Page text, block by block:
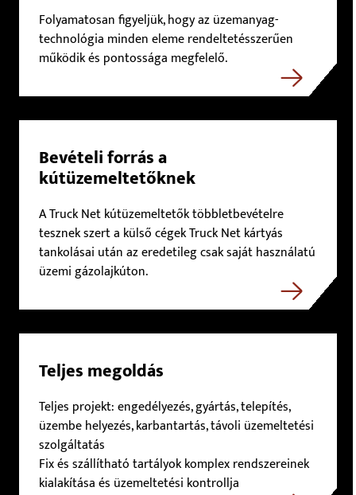
Folyamatosan figyeljük, hogy az üzemanyag-
technológia minden eleme rendeltetésszerűen
működik és pontossága megfelelő.
Bevételi forrás a
kútüzemeltetőknek
A Truck Net kútüzemeltetők többletbevételre
tesznek szert a külső cégek Truck Net kártyás
tankolásai után az eredetileg csak saját használatú
üzemi gázolajkúton.
Teljes megoldás
Teljes projekt: engedélyezés, gyártás, telepítés,
üzembe helyezés, karbantartás, távoli üzemeltetési
szolgáltatás
Fix és szállítható tartályok komplex rendszereinek
kialakítása és üzemeltetési kontrollja